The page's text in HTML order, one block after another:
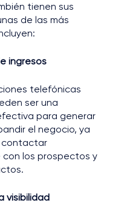
tienen sus
de las más
ingresos
telefónicas
ser una
para generar
el negocio, ya
contactar
los prospectos y
visibilidad